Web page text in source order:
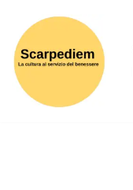
Vai
al
contenuto